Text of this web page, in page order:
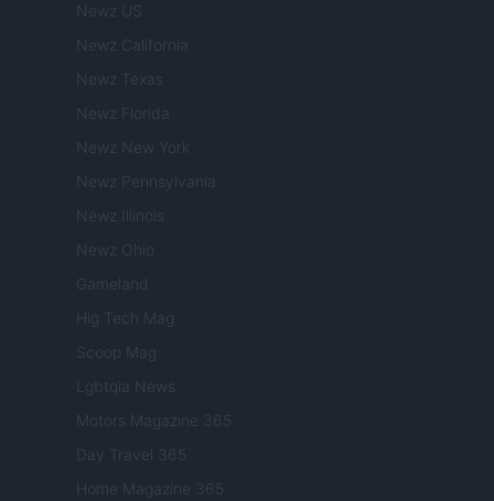
Newz US
Newz California
Newz Texas
Newz Florida
Newz New York
Newz Pennsylvania
Newz Illinois
Newz Ohio
Gameland
Hig Tech Mag
Scoop Mag
Lgbtqia News
Motors Magazine 365
Day Travel 365
Home Magazine 365